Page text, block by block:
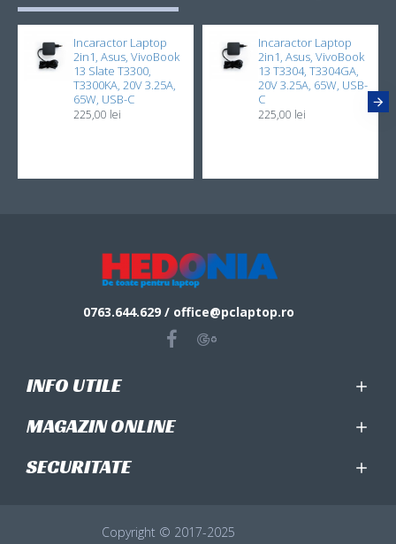
Incaractor Laptop
2in1, Asus, VivoBook
13 Slate T3300,
T3300KA, 20V 3.25A,
65W, USB-C
225,00 lei
Incaractor Laptop
2in1, Asus, VivoBook
13 T3304, T3304GA,
20V 3.25A, 65W, USB-
C
225,00 lei
0763.644.629 / office@pclaptop.ro
INFO UTILE
MAGAZIN ONLINE
SECURITATE
Copyright © 2017-2025